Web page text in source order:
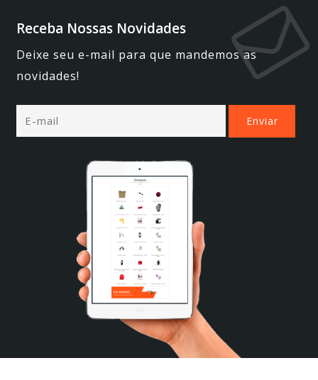
Receba Nossas Novidades
Deixe seu e-mail para que mandemos as
novidades!